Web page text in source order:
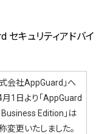
セキュリティアドバイ
会社AppGuard」へ
1日より「AppGuard
Edition」は
変更いたしました。